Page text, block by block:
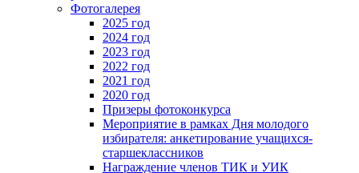
Фотогалерея
2025 год
2024 год
2023 год
2022 год
2021 год
2020 год
Призеры фотоконкурса
Мероприятие в рамках Дня молодого
избирателя: анкетирование учащихся-
старшеклассников
Награждение членов ТИК и УИК